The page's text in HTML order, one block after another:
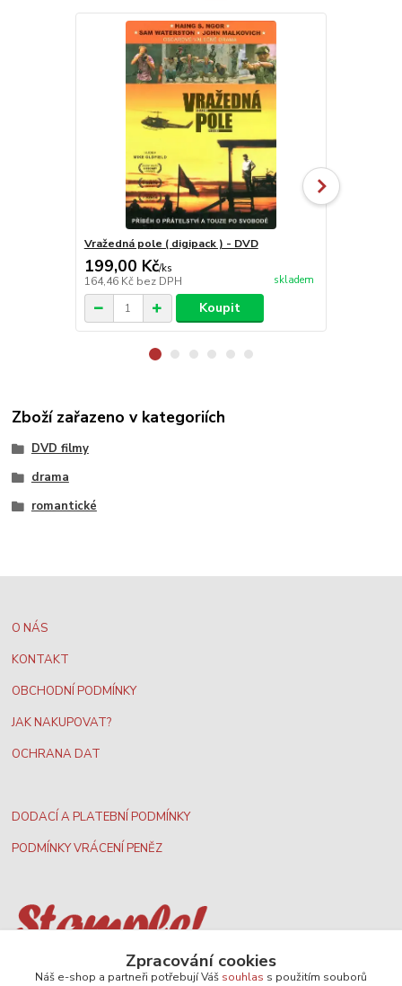
Vražedná pole ( digipack ) - DVD
199,00 Kč/ks
164,46 Kč bez DPH skladem
Koupit
Zboží zařazeno v kategoriích
DVD filmy
drama
romantické
O NÁS
KONTAKT
OBCHODNÍ PODMÍNKY
JAK NAKUPOVAT?
OCHRANA DAT
DODACÍ A PLATEBNÍ PODMÍNKY
PODMÍNKY VRÁCENÍ PENĚZ
Nejširší velkoobchodní nabídka dvd filmůZpracování cookies
Náš e-shop a partneři potřebují Váš souhlas s použitím souborů